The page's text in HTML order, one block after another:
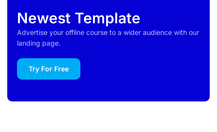
Newest Template
Advertise your offline course to a wider audience with our
landing page.
Try For Free